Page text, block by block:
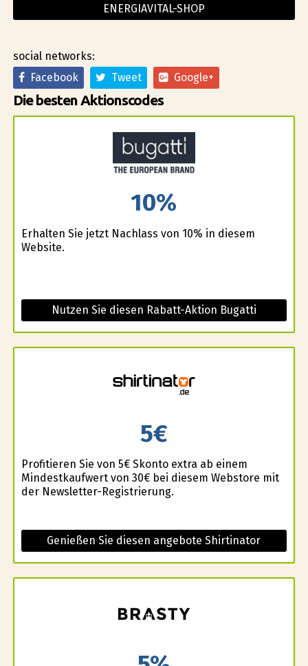
ENERGIAVITAL-SHOP
social networks:
Facebook
Tweet Google+
Die besten Aktionscodes
10%
Erhalten Sie jetzt Nachlass von 10% in diesem
Website.
Nutzen Sie diesen Rabatt-Aktion Bugatti
5€
Profitieren Sie von 5€ Skonto extra ab einem
Mindestkaufwert von 30€ bei diesem Webstore mit
der Newsletter-Registrierung.
Genießen Sie diesen angebote Shirtinator